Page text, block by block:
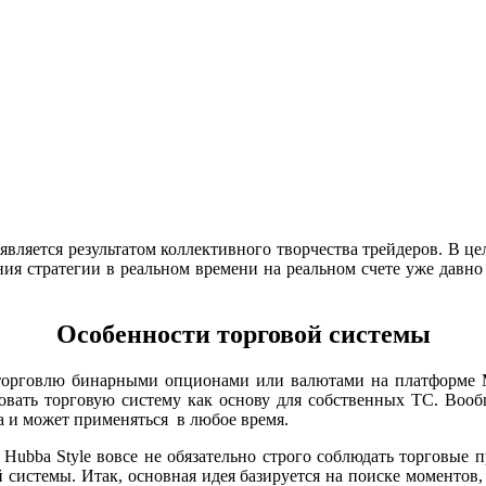
результатом коллективного творчества трейдеров. В
стратегии в реальном времени на реальном счете уже
Особенности торговой системы
бинарными опционами или валютами на
торговую систему как основу для собственных ТС.
и может применяться в любое время.
Style вовсе не обязательно строго соблюдать
Итак, основная идея базируется на поиске